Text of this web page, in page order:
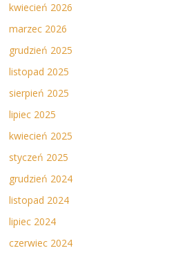
kwiecień 2026
marzec 2026
grudzień 2025
listopad 2025
sierpień 2025
lipiec 2025
kwiecień 2025
styczeń 2025
grudzień 2024
listopad 2024
lipiec 2024
czerwiec 2024